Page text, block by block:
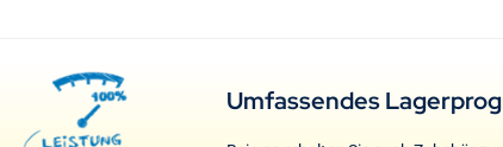
Umfassendes